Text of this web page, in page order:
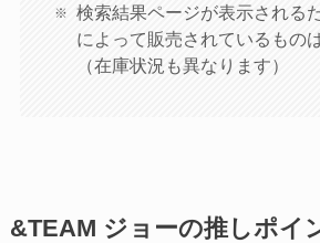
検索結果ページが表示される
によって販売されているもの
（在庫状況も異なります）
&TEAM ジョーの推しポイ